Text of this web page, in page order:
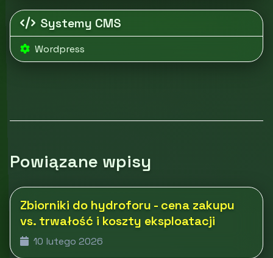
Systemy CMS
Wordpress
Powiązane wpisy
Zbiorniki do hydroforu - cena zakupu
vs. trwałość i koszty eksploatacji
10 lutego 2026